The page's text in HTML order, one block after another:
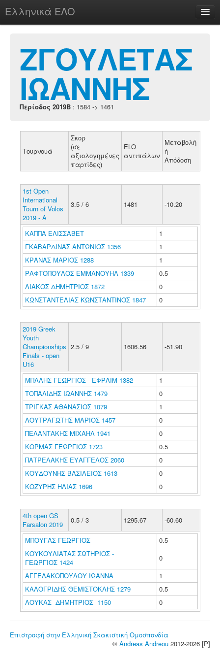
Ελληνικά ΕΛΟ
chesstu.be @ discord
Login
ΖΓΟΥΛΕΤΑΣ
ΙΩΑΝΝΗΣ
Περίοδος 2019B : 1584 -> 1461
Τουρνουά
Σκορ
(σε
αξιολογημένες
παρτίδες)
ELO
αντιπάλων
Μεταβολή
ή
Απόδοση
1st Open
International
Tourn of Volos
2019 - A
3.5 / 6 1481 -10.20
ΚΑΠΠΑ ΕΛΙΣΣΑΒΕΤ
1
ΓΚΑΒΑΡΔΙΝΑΣ ΑΝΤΩΝΙΟΣ 1356
1
ΚΡΑΝΑΣ ΜΑΡΙΟΣ 1288
1
ΡΑΦΤΟΠΟΥΛΟΣ ΕΜΜΑΝΟΥΗΛ 1339
0.5
ΛΙΑΚΟΣ ΔΗΜΗΤΡΙΟΣ 1872
0
ΚΩΝΣΤΑΝΤΕΛΙΑΣ ΚΩΝΣΤΑΝΤΙΝΟΣ 1847
0
2019 Greek
Youth
Championships
Finals - open
U16
2.5 / 9 1606.56 -51.90
ΜΠΑΛΗΣ ΓΕΩΡΓΙΟΣ - ΕΦΡΑΙΜ 1382
1
ΤΟΠΑΛΙΔΗΣ ΙΩΑΝΝΗΣ 1479
0
ΤΡΙΓΚΑΣ ΑΘΑΝΑΣΙΟΣ 1079
1
ΛΟΥΤΡΑΓΩΤΗΣ ΜΑΡΙΟΣ 1457
0
ΠΕΛΑΝΤΑΚΗΣ ΜΙΧΑΗΛ 1941
0
ΚΟΡΜΑΣ ΓΕΩΡΓΙΟΣ 1723
0.5
ΠΑΤΡΕΛΑΚΗΣ ΕΥΑΓΓΕΛΟΣ 2060
0
ΚΟΥΔΟΥΝΗΣ ΒΑΣΙΛΕΙΟΣ 1613
0
ΚΟΖΥΡΗΣ ΗΛΙΑΣ 1696
0
4th open GS
Farsalon 2019
0.5 / 3 1295.67 -60.60
ΜΠΟΥΓΑΣ ΓΕΩΡΓΙΟΣ
0.5
ΚΟΥΚΟΥΛΙΑΤΑΣ ΣΩΤΗΡΙΟΣ -
ΓΕΩΡΓΙΟΣ 1424
0
ΑΓΓΕΛΑΚΟΠΟΥΛΟΥ ΙΩΑΝΝΑ
1
ΚΑΛΟΓΡΙΔΗΣ ΘΕΜΙΣΤΟΚΛΗΣ 1279
0.5
ΛΟΥΚΑΣ ΔΗΜΗΤΡΙΟΣ 1150
0
Επιστροφή στην Ελληνική Σκακιστική Ομοσπονδία
© Andreas Andreou 2012-2026 [P]